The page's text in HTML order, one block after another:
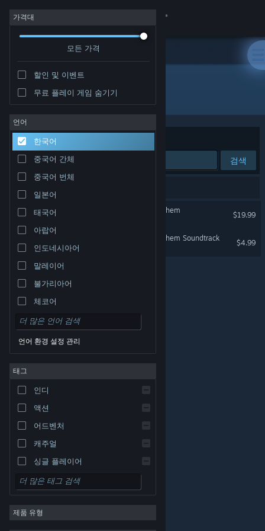
로그인
커뮤니티
정보
지원
언어 변경
Steam 모바일 앱 다운로드
PC 웹사이트 보기
및 기타 국가에서 각각 해당 소유자의 재산입니다.개인정
보 처리방침|법적 고지|접근성|Steam 이용 약관|
환불 | 쿠키
가격대
모든 가격
할인 및 이벤트
무료 플레이 게임 숨기기
언어
한국어
중국어 간체
중국어 번체
일본어
태국어
아랍어
인도네시아어
말레이어
불가리아어
체코어
덴마크어
독일어
영어
스페인어 - 중남미
그리스어
언어 환경 설정 관리
태그
인디
액션
어드벤처
캐주얼
싱글 플레이어
시뮬레이션
RPG
전략
제품 유형
개발자: Timelock Studio
정렬 기준 연관성
검색
Serious Sam: Siberian Mayhem
$19.99
Serious Sam: Siberian Mayhem Soundtrack
$4.99